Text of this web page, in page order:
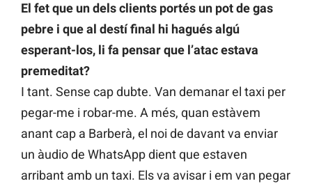
El fet que un dels clients portés un pot de gas
pebre i que al destí final hi hagués algú
esperant-los, li fa pensar que l’atac estava
premeditat?
I tant. Sense cap dubte. Van demanar el taxi per
pegar-me i robar-me. A més, quan estàvem
anant cap a Barberà, el noi de davant va enviar
un àudio de WhatsApp dient que estaven
arribant amb un taxi. Els va avisar i em van pegar